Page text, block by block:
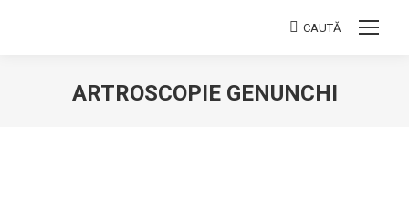
Search:
CAUTĂ
ARTROSCOPIE GENUNCHI